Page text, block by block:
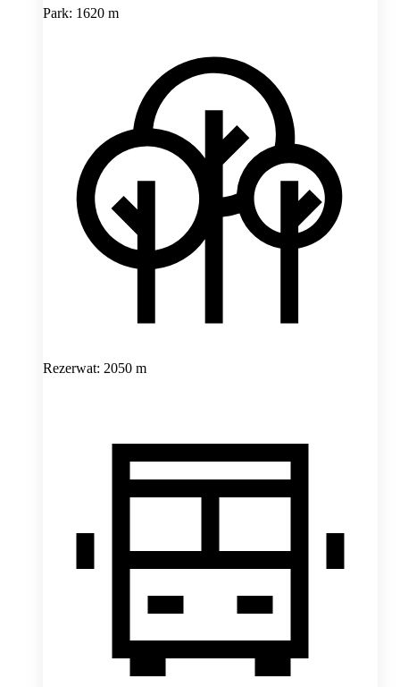
Park: 1620 m
Rezerwat: 2050 m